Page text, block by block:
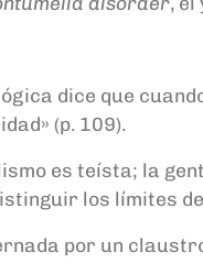
dice que
(p. 109).
es teísta; la
los límites
por un